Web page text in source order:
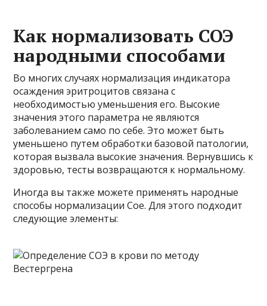
Как нормализовать СОЭ
народными способами
Во многих случаях нормализация индикатора
осаждения эритроцитов связана с
необходимостью уменьшения его. Высокие
значения этого параметра не являются
заболеванием само по себе. Это может быть
уменьшено путем обработки базовой патологии,
которая вызвала высокие значения. Вернувшись к
здоровью, тесты возвращаются к нормальному.
Иногда вы также можете применять народные
способы нормализации Coe. Для этого подходит
следующие элементы: